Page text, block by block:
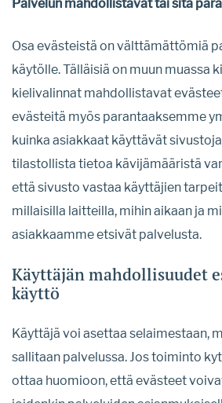
Palvelun mahdollistavat tai sitä
Osa evästeistä on välttämättömiä
käytölle. Tälläisiä on muun muassa
kielivalinnat mahdollistavat
evästeitä myös parantaaksemme
kuinka asiakkaat käyttävät
tilastollista tietoa kävijämääristä
että sivusto vastaa käyttäjien
millaisilla laitteilla, mihin aikaan ja
asiakkaamme etsivät palvelusta.
Käyttäjän mahdollisuudet
käyttö
Käyttäjä voi asettaa selaimestaan,
sallitaan palvelussa. Jos toiminto
ottaa huomioon, että evästeet